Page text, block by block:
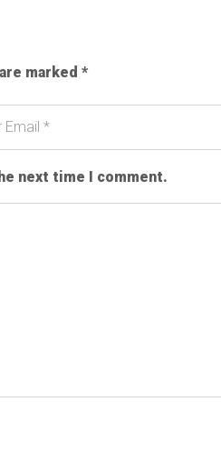
marked *
next time I comment.